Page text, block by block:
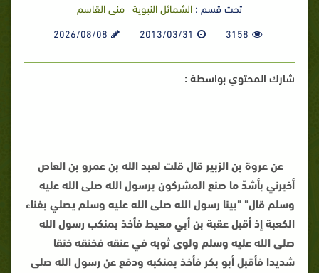
تحت قسم : الشمائل النبوية_ منى القاسم
3158
2013/03/31
2026/08/08
شارك المحتوي بواسطة :
عن عروة بن الزبير قال قلت لعبد الله بن عمرو بن العاص
أخبرني بأشدّ ما صنع المشركون برسول الله صلى الله عليه
وسلم قال" "بينا رسول الله صلى الله عليه وسلم يصلي بفناء
الكعبة إذ أقبل عقبة بن أبي معيط فأخذ بمنكب رسول الله
صلى الله عليه وسلم ولوى ثوبه في عنقه فخنقه خنقا
شديدا فأقبل أبو بكر فأخذ بمنكبه ودفع عن رسول الله صلى